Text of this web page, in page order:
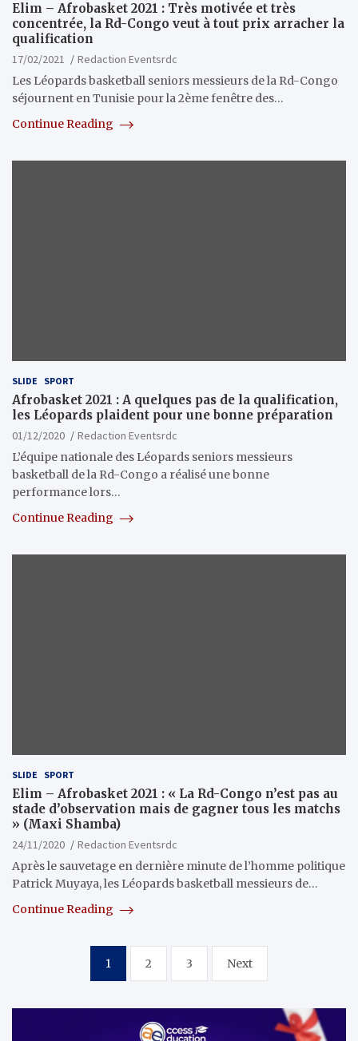
Elim – Afrobasket 2021 : Très motivée et très
concentrée, la Rd-Congo veut à tout prix arracher la
qualification
17/02/2021
Redaction Eventsrdc
Les Léopards basketball seniors messieurs de la Rd-Congo
séjournent en Tunisie pour la 2ème fenêtre des…
Continue Reading
SLIDE SPORT
Afrobasket 2021 : A quelques pas de la qualification,
les Léopards plaident pour une bonne préparation
01/12/2020
Redaction Eventsrdc
L’équipe nationale des Léopards seniors messieurs
basketball de la Rd-Congo a réalisé une bonne
performance lors…
Continue Reading
SLIDE SPORT
Elim – Afrobasket 2021 : « La Rd-Congo n’est pas au
stade d’observation mais de gagner tous les matchs
» (Maxi Shamba)
24/11/2020
Redaction Eventsrdc
Après le sauvetage en dernière minute de l’homme politique
Patrick Muyaya, les Léopards basketball messieurs de…
Continue Reading
Pagination
publications
1 2 3 Next